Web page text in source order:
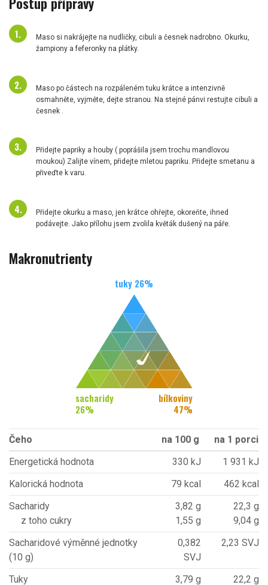
Maso si nakrájejte na nudličky, cibuli a česnek nadrobno. Okurku,
žampiony a feferonky na plátky.
Maso po částech na rozpáleném tuku krátce a intenzivně
osmahněte, vyjměte, dejte stranou. Na stejné pánvi restujte cibuli a
česnek .
Přidejte papriky a houby ( poprášila jsem trochu mandlovou
moukou) Zalijte vínem, přidejte mletou papriku. Přidejte smetanu a
přiveďte k varu.
Přidejte okurku a maso, jen krátce ohřejte, okoreňte, ihned
podávejte. Jako přílohu jsem zvolila květák dušený na páře.
Makronutrienty
tuky 26%
sacharidy
26%
bílkoviny
47%
Čeho na 100 g
na 1 porci
Energetická hodnota
330 kJ
1 931 kJ
Kalorická hodnota
79 kcal
462 kcal
Sacharidy
z toho cukry
3,82 g
1,55 g
22,3 g
9,04 g
Sacharidové výměnné jednotky
(10 g)
0,382
SVJ
2,23 SVJ
Tuky 3,79 g 22,2 g